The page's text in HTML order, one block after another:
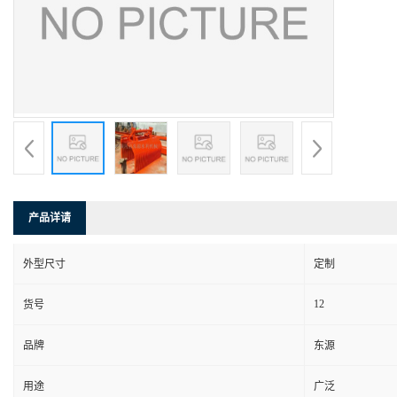
产品详请
外型尺寸 定制
货号 12
品牌 东源
用途 广泛